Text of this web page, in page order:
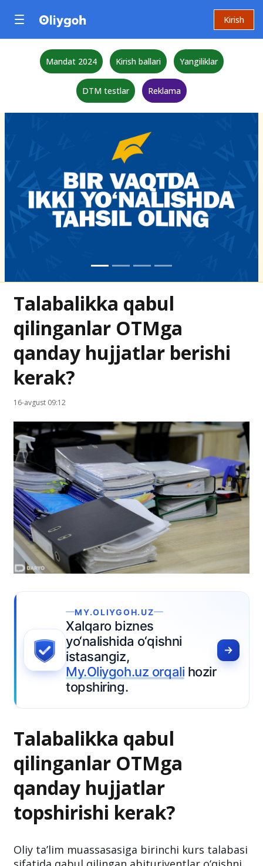
Kirish
Mandat 2024 Kirish ballari Yangiliklar
DTM testlar Reklama
Talabalikka qabul
qilinganlar OTMga
qanday hujjatlar berishi
kerak?
16-avgust 09:12
Talabalikka qabul
qilinganlar OTMga
qanday hujjatlar
topshirishi kerak?